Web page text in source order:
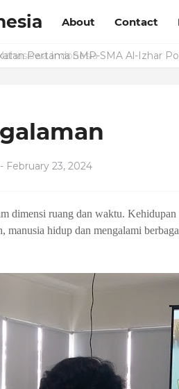
About Contact
Pertama SMP-SMA Al-Izhar
- February 23, 2024
dimensi ruang dan waktu.
hidup dan mengalami